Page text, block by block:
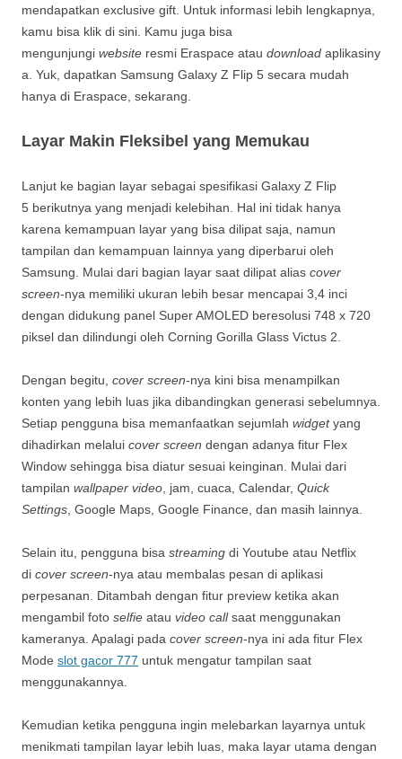
mendapatkan exclusive gift. Untuk informasi lebih lengkapnya,
kamu bisa klik di sini. Kamu juga bisa
mengunjungi website resmi Eraspace atau download aplikasiny
a. Yuk, dapatkan Samsung Galaxy Z Flip 5 secara mudah
hanya di Eraspace, sekarang.
Layar Makin Fleksibel yang Memukau
Lanjut ke bagian layar sebagai spesifikasi Galaxy Z Flip
5 berikutnya yang menjadi kelebihan. Hal ini tidak hanya
karena kemampuan layar yang bisa dilipat saja, namun
tampilan dan kemampuan lainnya yang diperbarui oleh
Samsung. Mulai dari bagian layar saat dilipat alias cover
screen-nya memiliki ukuran lebih besar mencapai 3,4 inci
dengan didukung panel Super AMOLED beresolusi 748 x 720
piksel dan dilindungi oleh Corning Gorilla Glass Victus 2.
Dengan begitu, cover screen-nya kini bisa menampilkan
konten yang lebih luas jika dibandingkan generasi sebelumnya.
Setiap pengguna bisa memanfaatkan sejumlah widgetyang
dihadirkan melalui cover screen dengan adanya fitur Flex
Window sehingga bisa diatur sesuai keinginan. Mulai dari
tampilan wallpaper video , jam, cuaca, Calendar, Quick
Settings , Google Maps, Google Finance, dan masih lainnya.
Selain itu, pengguna bisa streaming di Youtube atau Netflix
di cover screen-nya atau membalas pesan di aplikasi
perpesanan. Ditambah dengan fitur preview ketika akan
mengambil foto selfie atau video callsaat menggunakan
kameranya. Apalagi pada cover screen-nya ini ada fitur Flex
Mode slot gacor 777 untuk mengatur tampilan saat
menggunakannya.
Kemudian ketika pengguna ingin melebarkan layarnya untuk
menikmati tampilan layar lebih luas, maka layar utama dengan